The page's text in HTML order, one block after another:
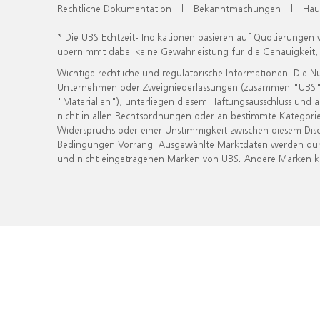
Rechtliche Dokumentation | Bekanntmachungen |
* Die UBS Echtzeit- Indikationen basieren auf
übernimmt dabei keine Gewährleistung für die
Wichtige rechtliche und regulatorische Informationen. Die
Unternehmen oder Zweigniederlassungen (zusammen
"Materialien"), unterliegen diesem Haftungsausschluss
nicht in allen Rechtsordnungen oder an bestimmte
Widerspruchs oder einer Unstimmigkeit zwischen diesem
Bedingungen Vorrang. Ausgewählte Marktdaten werden
und nicht eingetragenen Marken von UBS. Andere Marken